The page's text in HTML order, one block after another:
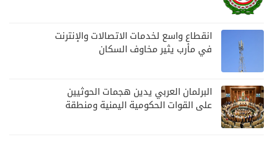
انقطاع واسع لخدمات الاتصالات والإنترنت
في مأرب يثير مخاوف السكان
البرلمان العربي يدين هجمات الحوثيين
على القوات الحكومية اليمنية ومنطقة